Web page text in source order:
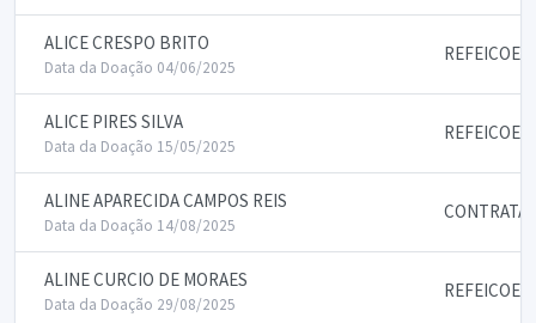
ALICE CRESPO BRITO
Data da Doação 04/06/2025
REFEICOES
ALICE PIRES SILVA
Data da Doação 15/05/2025
REFEICOES
ALINE APARECIDA CAMPOS REIS
Data da Doação 14/08/2025
ALINE CURCIO DE MORAES
Data da Doação 29/08/2025
REFEICOES